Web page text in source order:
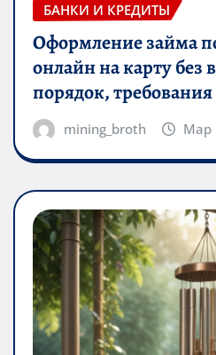
БАНКИ И КРЕДИТЫ
Оформление займа
онлайн на карту без
порядок,
mining_broth Мар